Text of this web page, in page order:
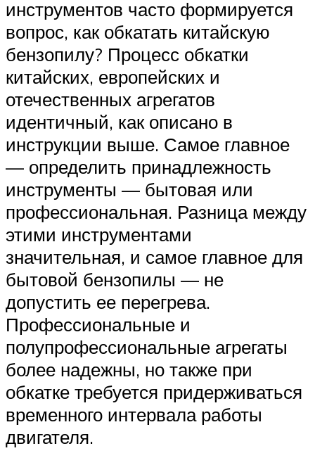
инструментов часто формируется
вопрос, как обкатать китайскую
бензопилу? Процесс обкатки
китайских, европейских и
отечественных агрегатов
идентичный, как описано в
инструкции выше. Самое главное
— определить принадлежность
инструменты — бытовая или
профессиональная. Разница между
этими инструментами
значительная, и самое главное для
бытовой бензопилы — не
допустить ее перегрева.
Профессиональные и
полупрофессиональные агрегаты
более надежны, но также при
обкатке требуется придерживаться
временного интервала работы
двигателя.